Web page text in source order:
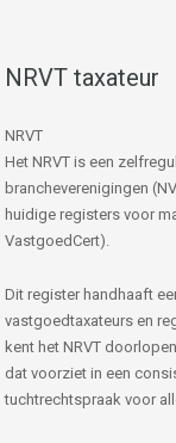
NRVT taxateur
NRVT
Het NRVT is een
brancheverenigingen
huidige registers voor
VastgoedCert).
Dit register handhaaft
vastgoedtaxateurs en
kent het NRVT
dat voorziet in een
tuchtrechtspraak voor